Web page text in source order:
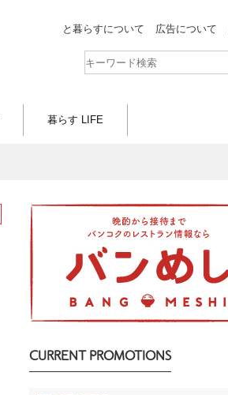
と暮らすについて 広告について
暮らす LIFE
CURRENT PROMOTIONS